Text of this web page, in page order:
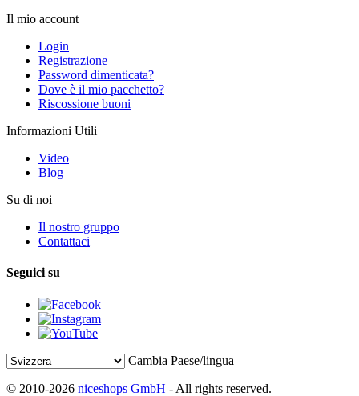
Il mio account
Login
Registrazione
Password dimenticata?
Dove è il mio pacchetto?
Riscossione buoni
Informazioni Utili
Video
Blog
Su di noi
Il nostro gruppo
Contattaci
Seguici su
Cambia Paese/lingua
© 2010-2026 niceshops GmbH - All rights reserved.